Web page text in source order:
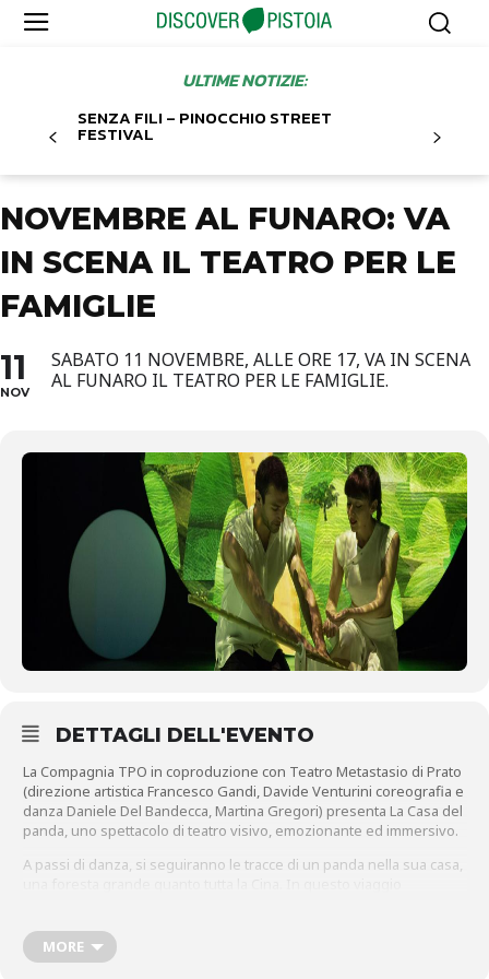
ULTIME NOTIZIE:
SENZA FILI – PINOCCHIO STREET
FESTIVAL
NOVEMBRE AL FUNARO: VA
IN SCENA IL TEATRO PER LE
FAMIGLIE
11
NOV
SABATO 11 NOVEMBRE, ALLE ORE 17, VA IN SCENA
AL FUNARO IL TEATRO PER LE FAMIGLIE.
DETTAGLI DELL'EVENTO
La Compagnia TPO in coproduzione con Teatro Metastasio di Prato
(direzione artistica Francesco Gandi, Davide Venturini coreografia e
danza Daniele Del Bandecca, Martina Gregori) presenta La Casa del
panda, uno spettacolo di teatro visivo, emozionante ed immersivo.
A passi di danza, si seguiranno le tracce di un panda nella sua casa,
capirà in modo semplice e intuitivo come, nel pensiero di questa
cultura, gli elementi della natura siano in relazione tra di loro
MORE